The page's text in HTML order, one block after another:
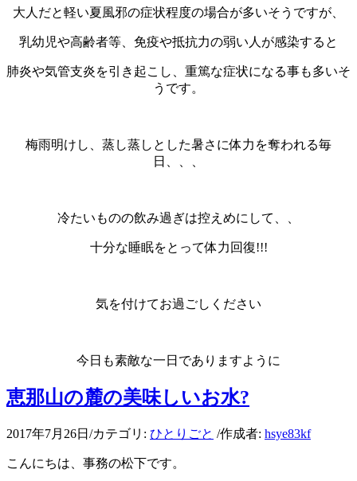
大人だと軽い夏風邪の症状程度の場合が多いそうですが、
乳幼児や高齢者等、免疫や抵抗力の弱い人が感染すると
肺炎や気管支炎を引き起こし、重篤な症状になる事も多いそ
うです。
梅雨明けし、蒸し蒸しとした暑さに体力を奪われる毎
日、、、
冷たいものの飲み過ぎは控えめにして、、
十分な睡眠をとって体力回復!!!
気を付けてお過ごしください
今日も素敵な一日でありますように
恵那山の麓の美味しいお水?
2017年7月26日 /カテゴリ: ひとりごと /作成者: hsye83kf
こんにちは、事務の松下です。